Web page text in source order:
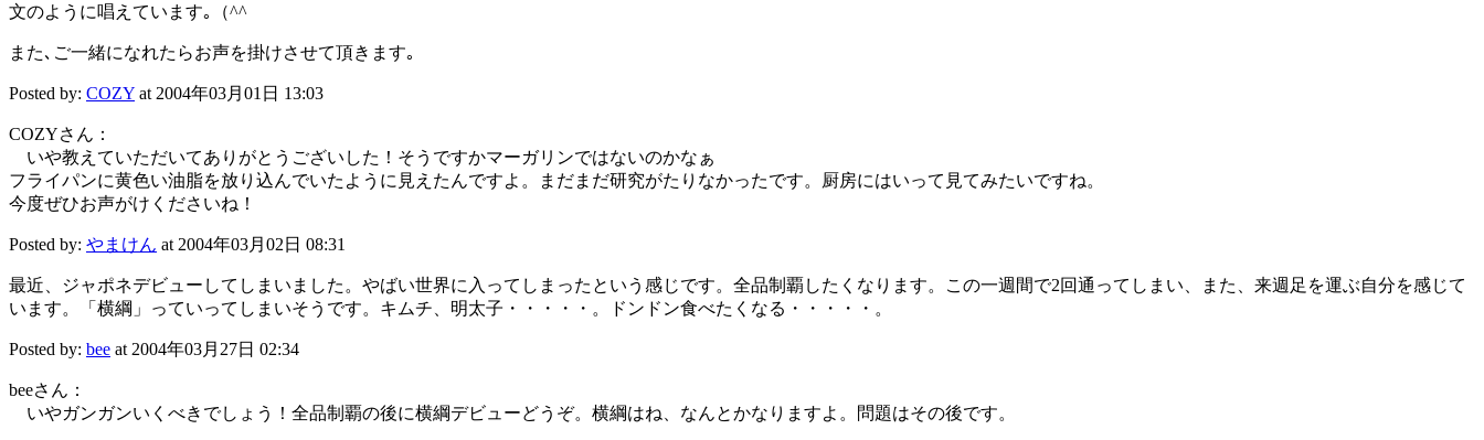
文のように唱えています｡（^^ゞ
また､ご一緒になれたらお声を掛けさせて頂きます｡
Posted by: COZY at 2004年03月01日 13:03
COZYさん：
いや教えていただいてありがとうございした！そうですかマーガリンではないのかなぁ
フライパンに黄色い油脂を放り込んでいたように見えたんですよ。まだまだ研究がたりなかったです。厨房にはいって見てみたいですね。
今度ぜひお声がけくださいね！
Posted by: やまけん at 2004年03月02日 08:31
最近、ジャポネデビューしてしまいました。やばい世界に入ってしまったという感じです。全品制覇したくなります。この一週間で2回通ってしまい、また、来週足を運ぶ自分を感じて
います。「横綱」っていってしまいそうです。キムチ、明太子・・・・・。ドンドン食べたくなる・・・・・。
Posted by: bee at 2004年03月27日 02:34
beeさん：
いやガンガンいくべきでしょう！全品制覇の後に横綱デビューどうぞ。横綱はね、なんとかなりますよ。問題はその後です。